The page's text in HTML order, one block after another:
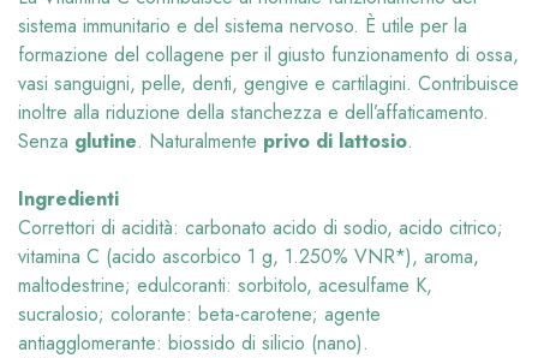
sistema immunitario e del sistema nervoso. È utile per la
formazione del collagene per il giusto funzionamento di ossa,
vasi sanguigni, pelle, denti, gengive e cartilagini. Contribuisce
inoltre alla riduzione della stanchezza e dell’affaticamento.
Senza glutine. Naturalmente privo di lattosio.
Ingredienti
Correttori di acidità: carbonato acido di sodio, acido citrico;
vitamina C (acido ascorbico 1 g, 1.250% VNR*), aroma,
maltodestrine; edulcoranti: sorbitolo, acesulfame K,
sucralosio; colorante: beta-carotene; agente
antiagglomerante: biossido di silicio (nano).